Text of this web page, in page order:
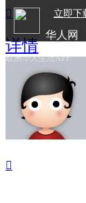
立即下
华人网
欧洲华人生活APP

详情
